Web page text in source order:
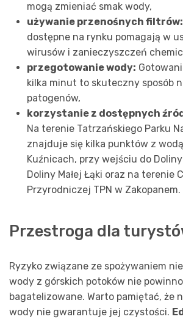
mogą zmieniać smak wody,
używanie przenośnych filtrów:
dostępne na rynku pomagają w
wirusów i zanieczyszczeń
przegotowanie wody:
kilka minut to skuteczny sposób
patogenów,
korzystanie z dostępnych
Na terenie Tatrzańskiego Parku
znajduje się kilka punktów z
Kuźnicach, przy wejściu do
Doliny Małej Łąki oraz na terenie
Przyrodniczej TPN w Zakopanem.
Przestroga dla
Ryzyko związane ze spożywaniem
wody z górskich potoków nie
bagatelizowane. Warto pamiętać, że
wody nie gwarantuje jej czystości.